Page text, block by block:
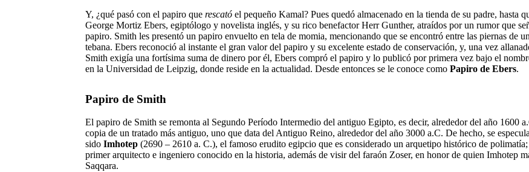
Y, ¿qué pasó con el papiro que rescatóel pequeño Kamal? Pues quedó almacenado en la tienda de su padre, hasta
George Mortiz Ebers, egiptólogo y novelista inglés, y su rico benefactor Herr Gunther, atraídos por un rumor que
papiro. Smith les presentó un papiro envuelto en tela de momia, mencionando que se encontró entre las piernas de
tebana. Ebers reconoció al instante el gran valor del papiro y su excelente estado de conservación, y, una vez
Smith exigía una fortísima suma de dinero por él, Ebers compró el papiro y lo publicó por primera vez bajo el
en la Universidad de Leipzig, donde reside en la actualidad. Desde entonces se le conoce como Papiro de Ebers.
Papiro de Smith
El papiro de Smith se remonta al Segundo Período Intermedio del antiguo Egipto, es decir, alrededor del año 1600
copia de un tratado más antiguo, uno que data del Antiguo Reino, alrededor del año 3000 a.C. De hecho, se
sido Imhotep(2690 – 2610 a. C.), el famoso erudito egipcio que es considerado un arquetipo histórico de
primer arquitecto e ingeniero conocido en la historia, además de visir del faraón Zoser, en honor de quien Imhotep
Saqqara.